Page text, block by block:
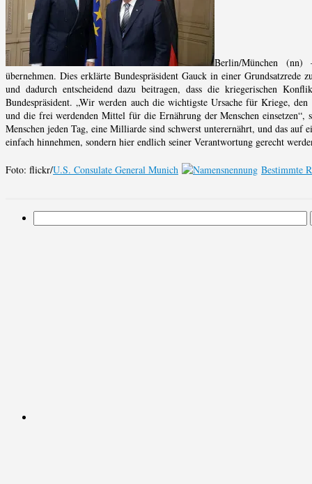
Berlin/München
übernehmen. Dies erklärte Bundespräsident Gauck in einer
und dadurch entscheidend dazu beitragen, dass die kriegerischen
Bundespräsident. „Wir werden auch die wichtigste Ursache für Kriege,
und die frei werdenden Mittel für die Ernährung der Menschen
Menschen jeden Tag, eine Milliarde sind schwerst unterernährt, und das
einfach hinnehmen, sondern hier endlich seiner Verantwortung gerecht
Foto: flickr/U.S. Consulate General Munich Bestimmte